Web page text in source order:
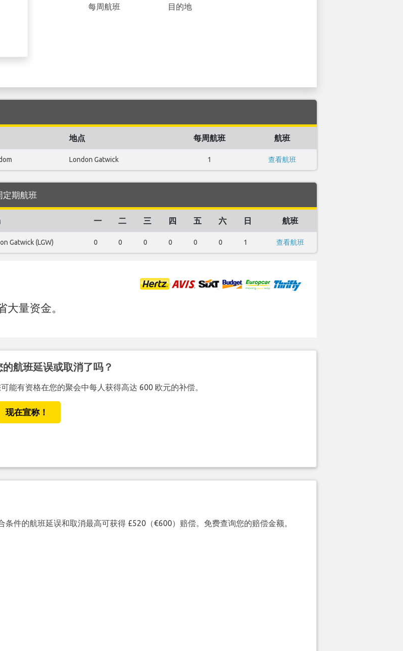
每周航班 目的地
地点 每周航班 航班
London Gatwick 1 查看航班
定期航班
一 二 三 四 五 六 日 航班
Gatwick (LGW) 0 0 0 0 0 0 1 查看航班
大量资金。
的航班延误或取消了吗？
能有资格在您的聚会中每人获得高达 600 欧元的补偿。
现在宣称！
件的航班延误和取消最高可获得 £520（€600）赔偿。免费查询您的赔偿金额。